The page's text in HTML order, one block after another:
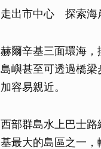
走出市中心 探索海
赫爾辛基三面環海
島嶼甚至可透過橋
加容易親近。
西部群島水上巴士
基最大的島區之一，